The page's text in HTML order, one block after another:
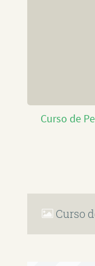
Curso de
Curso